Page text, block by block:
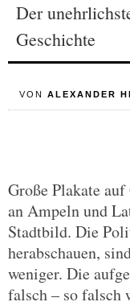
Der
Geschichte
VON ALEXANDER
Große Plakate
an Ampeln und
Stadtbild. Die
herabschauen,
weniger. Die
falsch – so falsch